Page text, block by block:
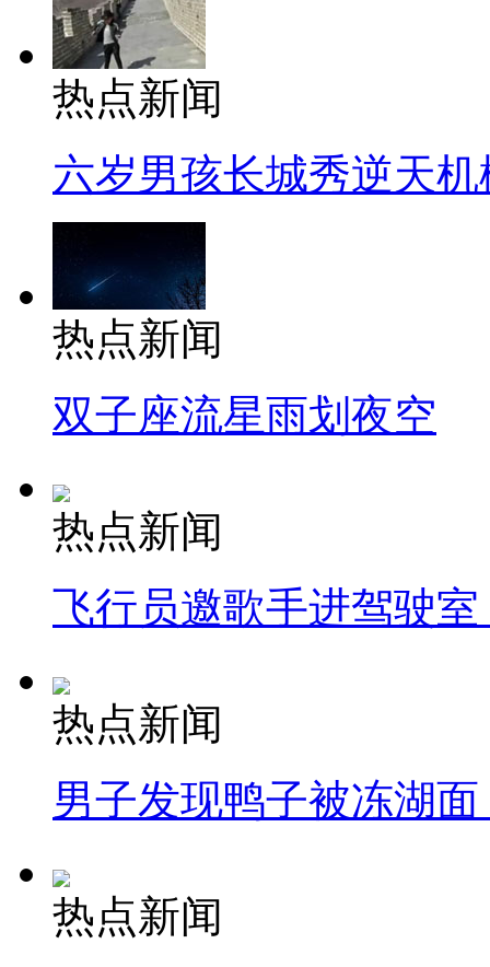
热点新闻
六岁男孩长城秀逆天机
热点新闻
双子座流星雨划夜空
热点新闻
飞行员邀歌手进驾驶
热点新闻
男子发现鸭子被冻湖
热点新闻